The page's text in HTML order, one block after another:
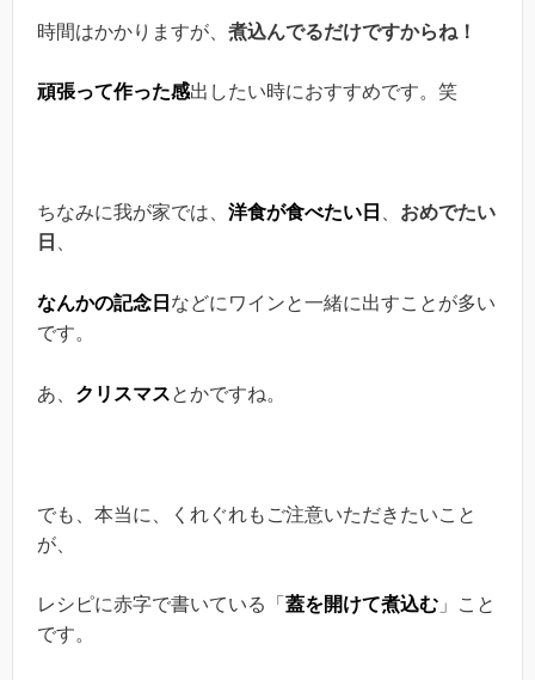
時間はかかりますが、 煮込んでるだけですからね！
頑張って作った感出したい時におすすめです。笑
ちなみに我が家では、 洋食が食べたい日
おめでたい
日
なんかの記念日 などにワインと一緒に出すことが多い
です。
あ、 クリスマスとかですね。
でも、本当に、くれぐれもご注意いただきたいこと
が、
レシピに赤字で書いている「 蓋を開けて煮込む 」こと
です。